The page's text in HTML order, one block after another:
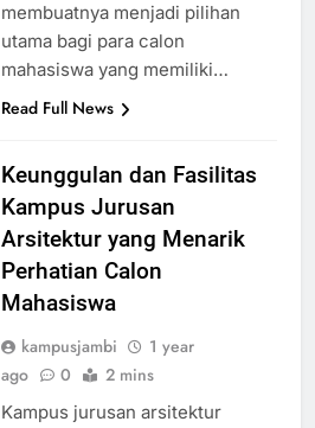
membuatnya menjadi pilihan
utama bagi para calon
mahasiswa yang memiliki…
Read Full News
Keunggulan dan Fasilitas
Kampus Jurusan
Arsitektur yang Menarik
Perhatian Calon
Mahasiswa
kampusjambi
1 year
ago
0 2 mins
Kampus jurusan arsitektur